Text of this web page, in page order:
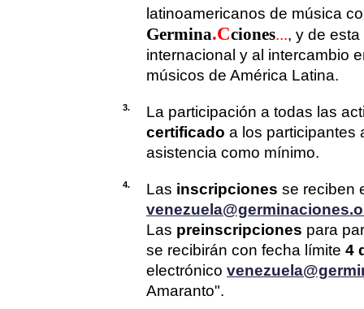
latinoamericanos de música
Germina.Cciones..., y de
internacional y al intercambio
músicos de América Latina.
3.
La participación a todas las
certificado a los participantes
asistencia como mínimo.
4. Las inscripciones se reciben
Las preinscripciones para
se recibirán con fecha límite 4
electrónico
Amaranto".